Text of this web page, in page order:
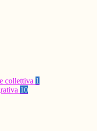
collettiva 1
10